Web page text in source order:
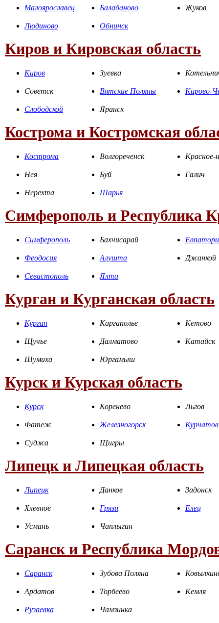
Малоярославец Балабаново Жуков
Людиново Обнинск
Киров и Кировская область
Киров Зуевка
Советск Вятские Поляны Кирово-
Слободской Яранск
Кострома и Костромская
Кострома Волгореченск Красное-
Нея Буй Галич
Нерехта Шарья
Симферополь и Республика
Симферополь Бахчисарай
Феодосия Алушта Джанкой
Севастополь Ялта
Курган и Курганская область
Курган Каргаполье Кетово
Щучье Далматово Катайск
Шумиха Юргамыш
Курск и Курская область
Курск Коренево Льгов
Фатеж Железногорск Курчатов
Суджа Щигры
Липецк и Липецкая область
Липецк Данков Задонск
Хлевное Грязи Елец
Усмань Чаплыгин
Саранск и Республика
Саранск Зубова Поляна
Ардатов Торбеево Кемля
Рузаевка Чамзинка